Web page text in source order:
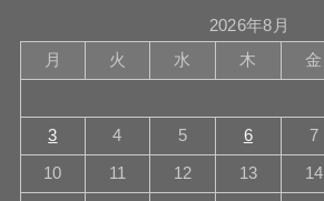
2026年8月
月
火 水 木 金
3 4 5 6 7
10 11 12 13 14